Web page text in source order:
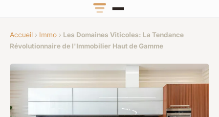
Accueil › Immo › Les Domaines Viticoles: La Tendance
Révolutionnaire de l'Immobilier Haut de Gamme